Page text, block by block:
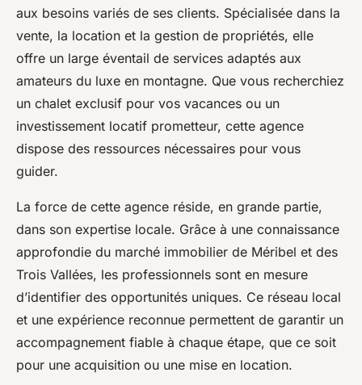
aux besoins variés de ses clients. Spécialisée dans la
vente, la location et la gestion de propriétés, elle
offre un large éventail de services adaptés aux
amateurs du luxe en montagne. Que vous recherchiez
un chalet exclusif pour vos vacances ou un
investissement locatif prometteur, cette agence
dispose des ressources nécessaires pour vous
guider.
La force de cette agence réside, en grande partie,
dans son expertise locale. Grâce à une connaissance
approfondie du marché immobilier de Méribel et des
Trois Vallées, les professionnels sont en mesure
d’identifier des opportunités uniques. Ce réseau local
et une expérience reconnue permettent de garantir un
accompagnement fiable à chaque étape, que ce soit
pour une acquisition ou une mise en location.